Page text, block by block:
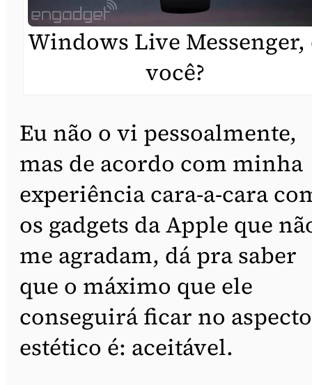
Windows Live Messenger,
você?
Eu não o vi pessoalmente,
mas de acordo com minha
experiência cara-a-cara
os gadgets da Apple que
me agradam, dá pra saber
que o máximo que ele
conseguirá ficar no aspecto
estético é: aceitável.